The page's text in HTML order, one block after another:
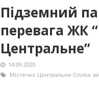
Підземний
перевага ЖК
Центральне”
14.09.2020
Містечко Центральне Спілка